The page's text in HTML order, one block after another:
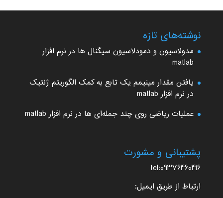
نوشته‌های تازه
مدولاسیون و دمودلاسیون سیگنال ها در نرم افزار
matlab
یافتن مقدار مینیمم یک تابع به کمک الگوریتم ژنتیک
در نرم افزار matlab
عملیات ریاضی روی چند جمله‌ای ها در نرم افزار matlab
پشتیبانی و مشورت
tel:09376460416
ارتباط از طریق ایمیل: